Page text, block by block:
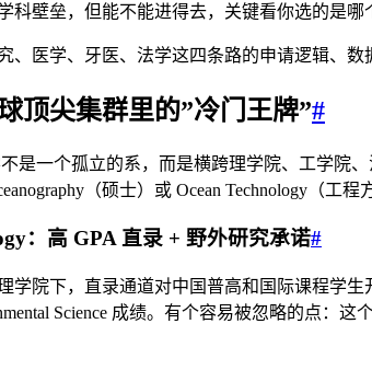
科壁垒，但能不能进得去，关键看你选的是哪
、医学、牙医、法学这四条路的申请逻辑、
顶尖集群里的”冷门王牌”#
不是一个孤立的系，而是横跨理学院、工学院
（硕士）或 Ocean Technology（工
：高 GPA 直录 + 野外研究承诺#
学院下，直录通道对中国普高和国际课程学
Science 成绩。有个容易被忽略的点